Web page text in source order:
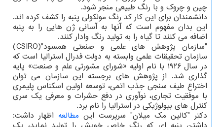
چین و چروک و با رنگ طبیعی منجر شود.
دانشمندان برای این کار کد رنگ مولکولی پنبه را کشف کرده اند.
این بدان مفهوم است که آنها به آسانی ژن هایی را به پنبه
اضافه می کنند تا گیاه را به تولید رنگ وادار کنند.
"سازمان پژوهش های علمی و صنعتی همسود"(CSIRO)
سازمان تحقیقات علمی وابسته به دولت فدرال استرالیا است که
در سال ۱۹۲۶ با نام اولیه «شورای مشورتی علم و صنعت» پایه
گذاری شد. از پژوهش های برجسته این سازمان می توان
اختراع طیف سنجی جذب اتمی، توسعه اولین اسکناس پلیمری
با موفقیت تجاری، نوآوری در دفع حشرات و معرفی یک سری
کنترل های بیولوژیکی در استرالیا را نام برد.
دکتر "کالین مک میلان" سرپرست این مطالعه اظهار داشت: